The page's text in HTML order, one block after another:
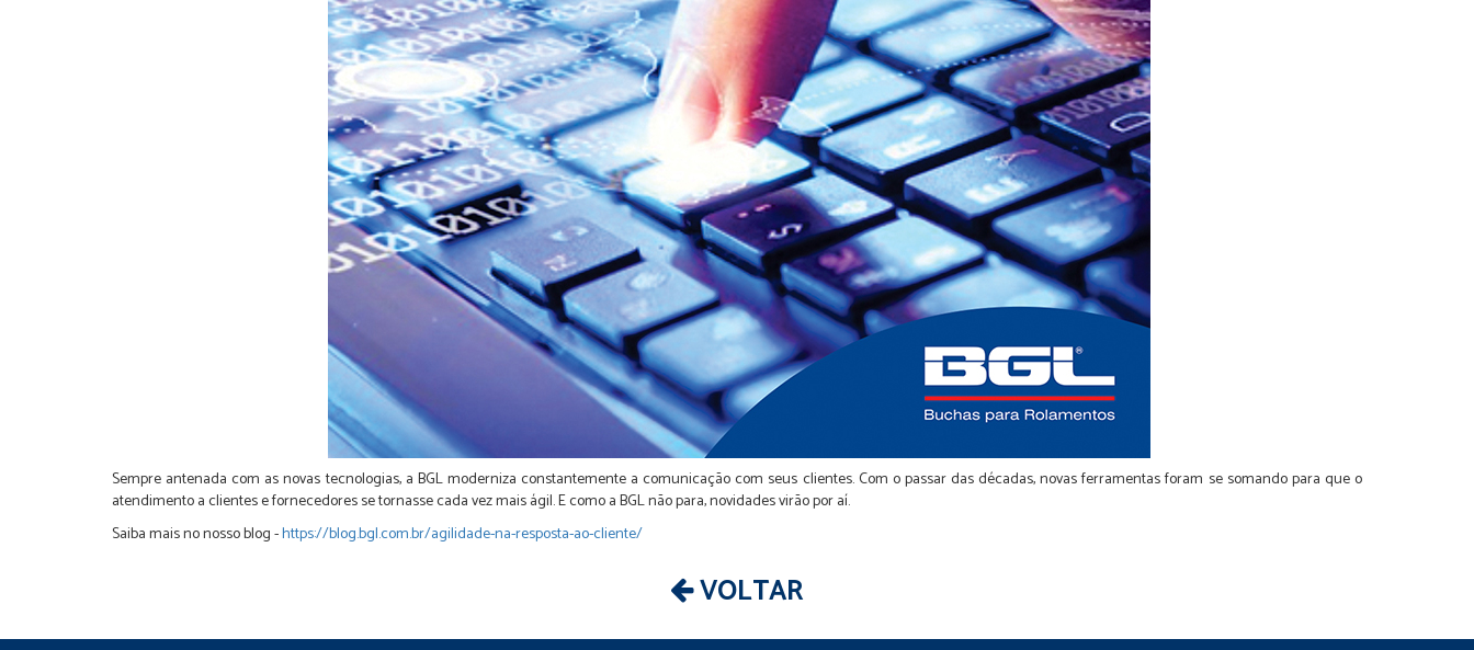
Sempre antenada com as novas tecnologias, a BGL moderniza constantemente a comunicação com seus clientes. Com o passar das décadas, novas ferramentas foram se somando para que o
atendimento a clientes e fornecedores se tornasse cada vez mais ágil. E como a BGL não para, novidades virão por aí.
Saiba mais no nosso blog -https://blog.bgl.com.br/agilidade-na-resposta-ao-cliente/
VOLTAR